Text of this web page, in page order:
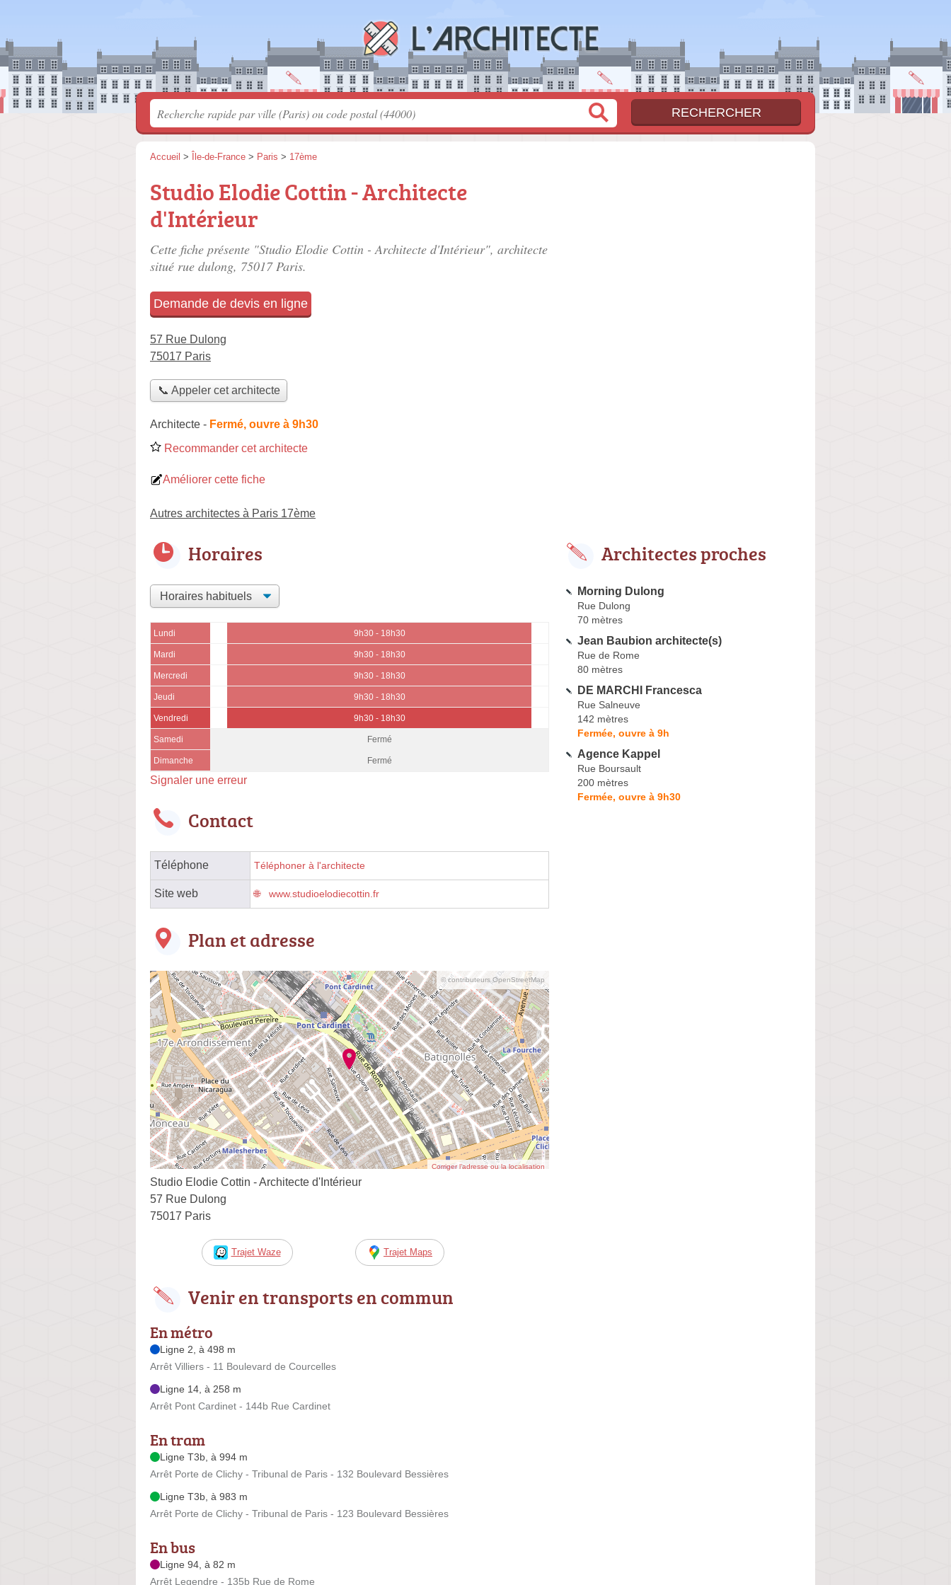
Accueil > Île-de-France > Paris > 17ème
Studio Elodie Cottin - Architecte
d'Intérieur
Cette fiche présente "Studio Elodie Cottin - Architecte d'Intérieur", architecte
situé rue dulong, 75017 Paris.
Demande de devis en ligne
57 Rue Dulong
75017 Paris
📞 Appeler cet architecte
Architecte - Fermé, ouvre à 9h30
Recommander cet architecte
Améliorer cette fiche
Autres architectes à Paris 17ème
Horaires
Lundi 9h30 - 18h30
Mardi 9h30 - 18h30
Mercredi 9h30 - 18h30
Jeudi 9h30 - 18h30
Vendredi 9h30 - 18h30
Samedi Fermé
Dimanche Fermé
Signaler une erreur
Contact
Téléphone Téléphoner à l'architecte
Site web www.studioelodiecottin.fr
Plan et adresse
© contributeurs OpenStreetMap
Corriger l’adresse ou la localisation
Studio Elodie Cottin - Architecte d'Intérieur
57 Rue Dulong
75017 Paris
Trajet Waze Trajet Maps
Venir en transports en commun
En métro
Ligne 2, à 498 m
Arrêt Villiers - 11 Boulevard de Courcelles
Ligne 14, à 258 m
Arrêt Pont Cardinet - 144b Rue Cardinet
En tram
Ligne T3b, à 994 m
Arrêt Porte de Clichy - Tribunal de Paris - 132 Boulevard Bessières
Ligne T3b, à 983 m
Arrêt Porte de Clichy - Tribunal de Paris - 123 Boulevard Bessières
En bus
Ligne 94, à 82 m
Arrêt Legendre - 135b Rue de Rome
Architectes proches
Morning Dulong
Rue Dulong
70 mètres
Jean Baubion architecte(s)
Rue de Rome
80 mètres
DE MARCHI Francesca
Rue Salneuve
142 mètres
Fermée, ouvre à 9h
Agence Kappel
Rue Boursault
200 mètres
Fermée, ouvre à 9h30